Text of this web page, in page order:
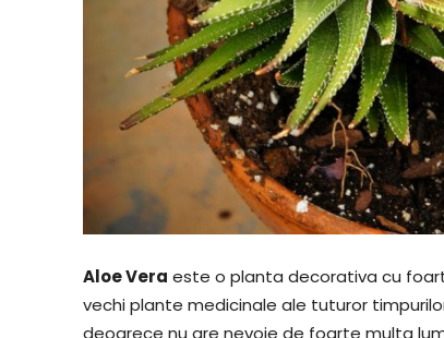
Aloe Vera este o planta decorativa cu
vechi plante medicinale ale tuturor
deoarece nu are nevoie de foarte multa